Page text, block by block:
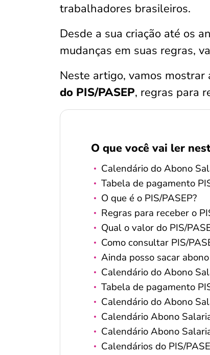
trabalhadores brasileiros.
Desde a sua criação até os
mudanças em suas regras,
Neste artigo, vamos mostrar
do PIS/PASEP, regras para
O que você vai ler
Calendário do Abono
Tabela de pagamento
O que é o PIS/PASEP?
Regras para receber o
Qual o valor do PIS/
Como consultar PIS/
Ainda posso sacar
Calendário do Abono
Tabela de pagamento
Calendário do Abono
Calendário Abono
Calendário Abono
Calendários do PIS/